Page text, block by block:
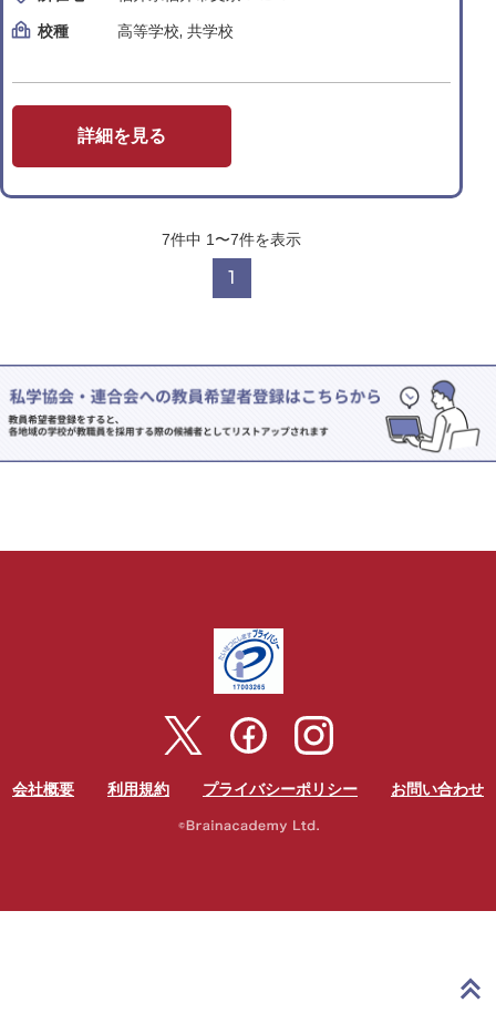
校種
高等学校, 共学校
詳細を見る
7件中 1〜7件を表示
1
会社概要 利用規約 プライバシーポリシー お問い合わせ